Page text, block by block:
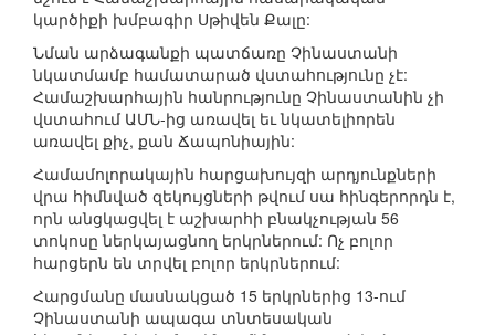
կարծիքի խմբագիր Սթիվեն Քալը:
Նման արձագանքի պատճառը Չինաստանի
նկատմամբ համատարած վստահությունը չէ:
Համաշխարհային հանրությունը Չինաստանին չի
վստահում ԱՄՆ-ից առավել եւ նկատելիորեն
առավել քիչ, քան Ճապոնիային:
Համամոլորակային հարցախույզի արդյունքների
վրա հիմնված զեկույցների թվում սա հինգերորդն է,
որն անցկացվել է աշխարհի բնակչության 56
տոկոսը ներկայացնող երկրներում: Ոչ բոլոր
հարցերն են տրվել բոլոր երկրներում:
Հարցմանը մասնակցած 15 երկրներից 13-ում
Չինաստանի ապագա տնտեսական